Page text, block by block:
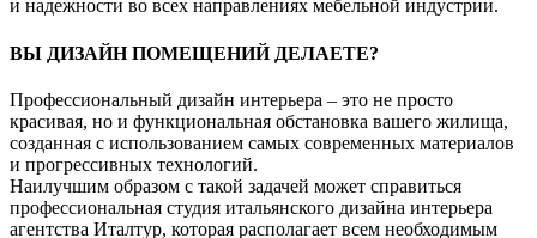
и надежности во всех направлениях мебельной индустрии.
ВЫ ДИЗАЙН ПОМЕЩЕНИЙ ДЕЛАЕТЕ?
Профессиональный дизайн интерьера – это не просто
красивая, но и функциональная обстановка вашего жилища,
созданная с использованием самых современных материалов
и прогрессивных технологий.
Наилучшим образом с такой задачей может справиться
профессиональная студия итальянского дизайна интерьера
агентства Италтур, которая располагает всем необходимым